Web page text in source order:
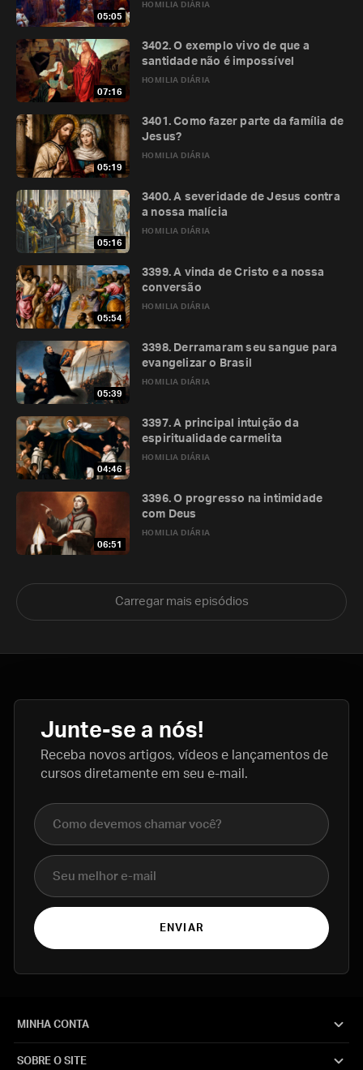
05:05
HOMILIA DIÁRIA
07:16
HOMILIA DIÁRIA
3402. O exemplo vivo de que a
santidade não é impossível
05:19
HOMILIA DIÁRIA
3401. Como fazer parte da família de
Jesus?
05:16
HOMILIA DIÁRIA
3400. A severidade de Jesus contra
a nossa malícia
05:54
HOMILIA DIÁRIA
3399. A vinda de Cristo e a nossa
conversão
05:39
HOMILIA DIÁRIA
3398. Derramaram seu sangue para
evangelizar o Brasil
04:46
HOMILIA DIÁRIA
3397. A principal intuição da
espiritualidade carmelita
06:51
HOMILIA DIÁRIA
3396. O progresso na intimidade
com Deus
Carregar mais episódios
Junte-se a nós!
Receba novos artigos, vídeos e lançamentos de
cursos diretamente em seu e-mail.
Nome completo
E-mail
ENVIAR
MINHA CONTA
SOBRE O SITE